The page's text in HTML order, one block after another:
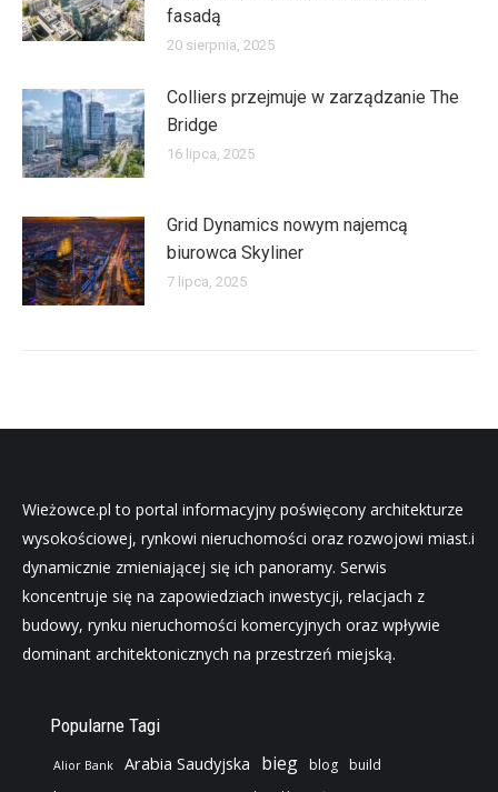
fasadą
20 sierpnia, 2025
Colliers przejmuje w zarządzanie The
Bridge
16 lipca, 2025
Grid Dynamics nowym najemcą
biurowca Skyliner
7 lipca, 2025
Wieżowce.pl to portal informacyjny poświęcony architekturze
wysokościowej, rynkowi nieruchomości oraz rozwojowi miast.i
dynamicznie zmieniającej się ich panoramy. Serwis
koncentruje się na zapowiedziach inwestycji, relacjach z
budowy, rynku nieruchomości komercyjnych oraz wpływie
dominant architektonicznych na przestrzeń miejską.
Popularne Tagi
Alior Bank Arabia Saudyjska bieg blog build